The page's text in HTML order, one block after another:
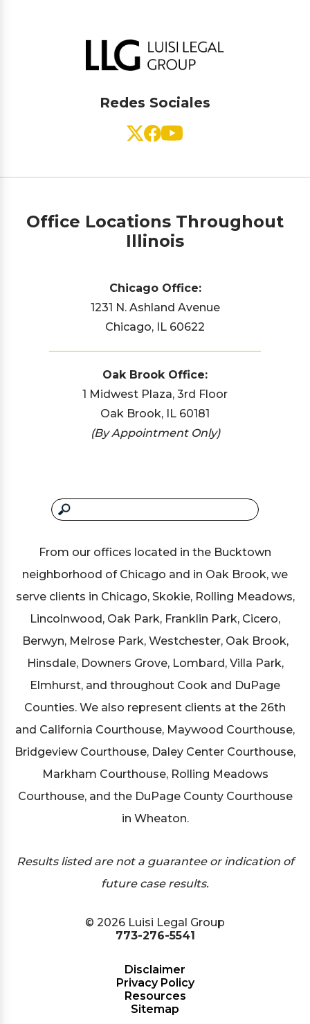
Redes Sociales
Office Locations Throughout
Illinois
Chicago Office:
1231 N. Ashland Avenue
Chicago, IL 60622
Oak Brook Office:
1 Midwest Plaza, 3rd Floor
Oak Brook, IL 60181
(By Appointment Only)
From our offices located in the Bucktown
neighborhood of Chicago and in Oak Brook, we
serve clients in Chicago, Skokie, Rolling Meadows,
Lincolnwood, Oak Park, Franklin Park, Cicero,
Berwyn, Melrose Park, Westchester, Oak Brook,
Hinsdale, Downers Grove, Lombard, Villa Park,
Elmhurst, and throughout Cook and DuPage
Counties. We also represent clients at the 26th
and California Courthouse, Maywood Courthouse,
Bridgeview Courthouse, Daley Center Courthouse,
Markham Courthouse, Rolling Meadows
Courthouse, and the DuPage County Courthouse
in Wheaton.
Results listed are not a guarantee or indication of
future case results.
© 2026 Luisi Legal Group
773-276-5541
Disclaimer
Privacy Policy
Resources
Sitemap